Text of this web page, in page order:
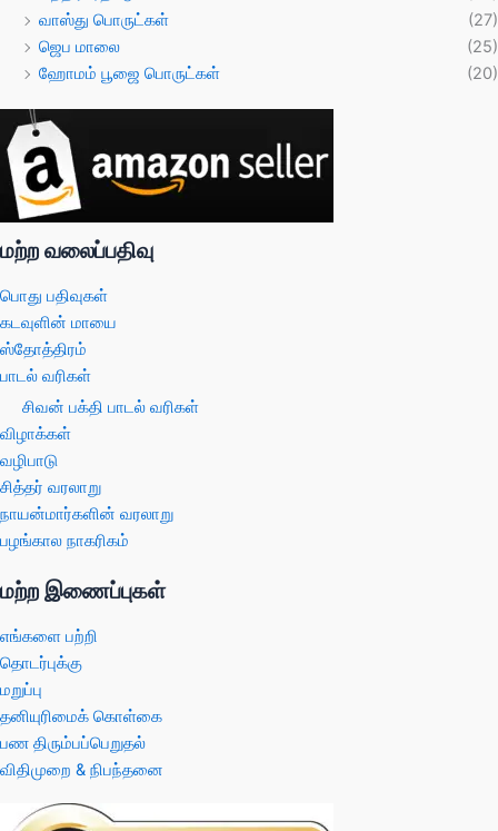
வாஸ்து பொருட்கள்
(27)
ஜெப மாலை
(25)
ஹோமம் பூஜை பொருட்கள்
(20)
மற்ற வலைப்பதிவு
பொது பதிவுகள்
கடவுளின் மாயை
ஸ்தோத்திரம்
பாடல் வரிகள்
சிவன் பக்தி பாடல் வரிகள்
விழாக்கள்
வழிபாடு
சித்தர் வரலாறு
நாயன்மார்களின் வரலாறு
பழங்கால நாகரிகம்
மற்ற இணைப்புகள்
எங்களை பற்றி
தொடர்புக்கு
மறுப்பு
தனியுரிமைக் கொள்கை
பண திரும்பப்பெறுதல்
விதிமுறை & நிபந்தனை